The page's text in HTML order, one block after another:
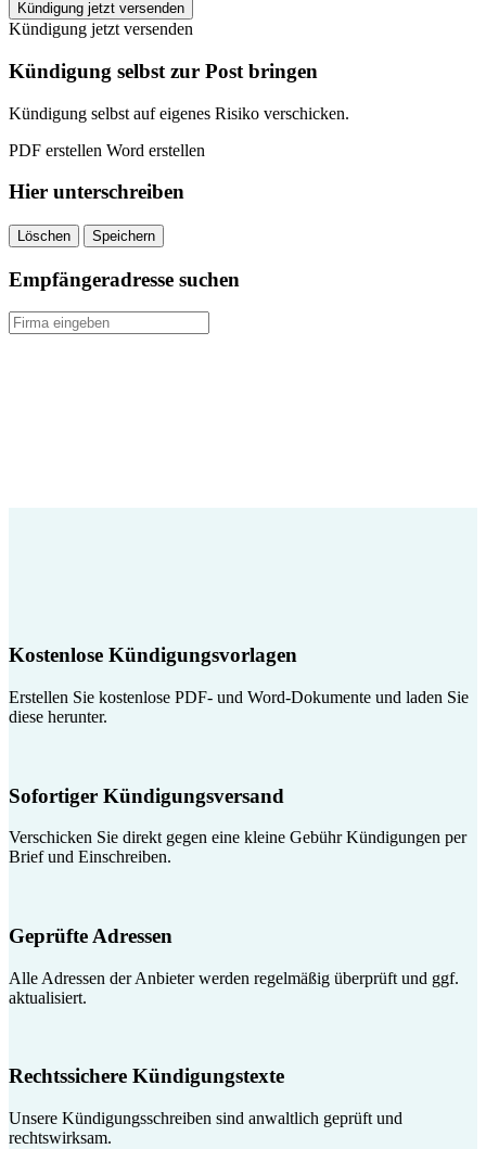
Stadtwerke
Elmshorn
kündigen
quantity
Kündigung jetzt versenden
Kündigung jetzt versenden
Kündigung selbst zur Post bringen
Kündigung selbst auf eigenes Risiko verschicken.
PDF erstellen Word erstellen
Hier unterschreiben
Löschen Speichern
Empfängeradresse suchen
Kostenlose Kündigungsvorlagen
Erstellen Sie kostenlose PDF- und Word-Dokumente und laden Sie
diese herunter.
Sofortiger Kündigungsversand
Verschicken Sie direkt gegen eine kleine Gebühr Kündigungen per
Brief und Einschreiben.
Geprüfte Adressen
Alle Adressen der Anbieter werden regelmäßig überprüft und ggf.
aktualisiert.
Rechtssichere Kündigungstexte
Unsere Kündigungsschreiben sind anwaltlich geprüft und
rechtswirksam.